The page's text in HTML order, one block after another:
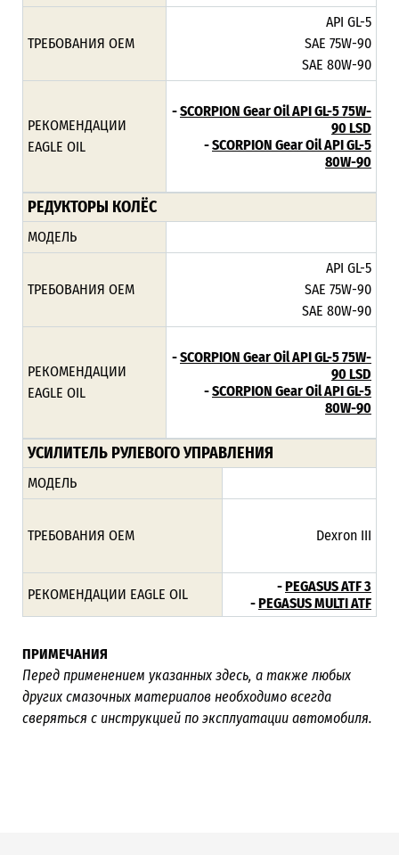
ТРЕБОВАНИЯ ОЕМ
API GL-5
SAE 75W-90
SAE 80W-90
РЕКОМЕНДАЦИИ
EAGLE OIL
-SCORPION Gear Oil API GL-5 75W-
90 LSD
-SCORPION Gear Oil API GL-5
80W-90
РЕДУКТОРЫ КОЛЁС
МОДЕЛЬ
ТРЕБОВАНИЯ ОЕМ
API GL-5
SAE 75W-90
SAE 80W-90
РЕКОМЕНДАЦИИ
EAGLE OIL
-SCORPION Gear Oil API GL-5 75W-
90 LSD
-SCORPION Gear Oil API GL-5
80W-90
УСИЛИТЕЛЬ РУЛЕВОГО УПРАВЛЕНИЯ
МОДЕЛЬ
ТРЕБОВАНИЯ ОЕМ Dexron III
РЕКОМЕНДАЦИИ EAGLE OIL -PEGASUS ATF 3
-PEGASUS MULTI ATF
ПРИМЕЧАНИЯ
Перед применением указанных здесь, а также любых
других смазочных материалов необходимо всегда
сверяться с инструкцией по эксплуатации автомобиля.